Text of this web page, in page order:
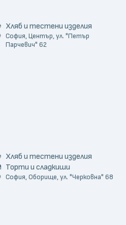
Хляб и тестени изделия
София, Център, ул. "Петър
Парчевич" 62
Хляб и тестени изделия
Торти и сладкиши
София, Оборище, ул. "Черковна" 68